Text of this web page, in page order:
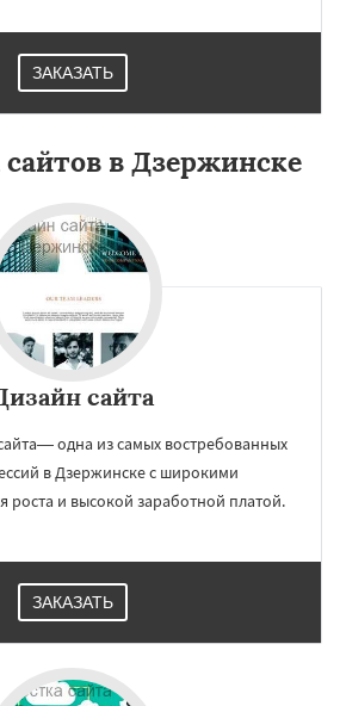
ЗАКАЗАТЬ
сайтов в Дзержинске
сайта
одна из самых востребованных
в Дзержинске с широкими
роста и высокой заработной платой.
ЗАКАЗАТЬ